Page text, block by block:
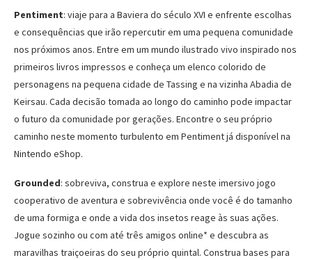
Pentiment: viaje para a Baviera do século XVI e enfrente escolhas
e consequências que irão repercutir em uma pequena comunidade
nos próximos anos. Entre em um mundo ilustrado vivo inspirado nos
primeiros livros impressos e conheça um elenco colorido de
personagens na pequena cidade de Tassing e na vizinha Abadia de
Keirsau. Cada decisão tomada ao longo do caminho pode impactar
o futuro da comunidade por gerações. Encontre o seu próprio
caminho neste momento turbulento em Pentiment já disponível na
Nintendo eShop.
Grounded: sobreviva, construa e explore neste imersivo jogo
cooperativo de aventura e sobrevivência onde você é do tamanho
de uma formiga e onde a vida dos insetos reage às suas ações.
Jogue sozinho ou com até três amigos online* e descubra as
maravilhas traiçoeiras do seu próprio quintal. Construa bases para